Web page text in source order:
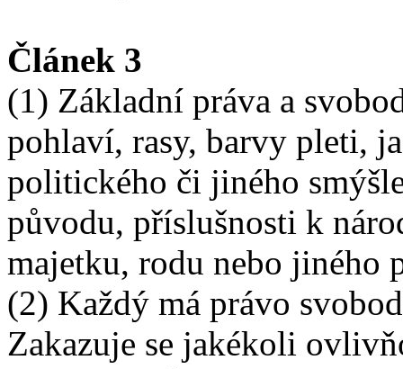
Článek 3
(1) Základní práva a
pohlaví, rasy, barvy pleti,
politického či jiného
původu, příslušnosti k
majetku, rodu nebo jiného
(2) Každý má právo
Zakazuje se jakékoli